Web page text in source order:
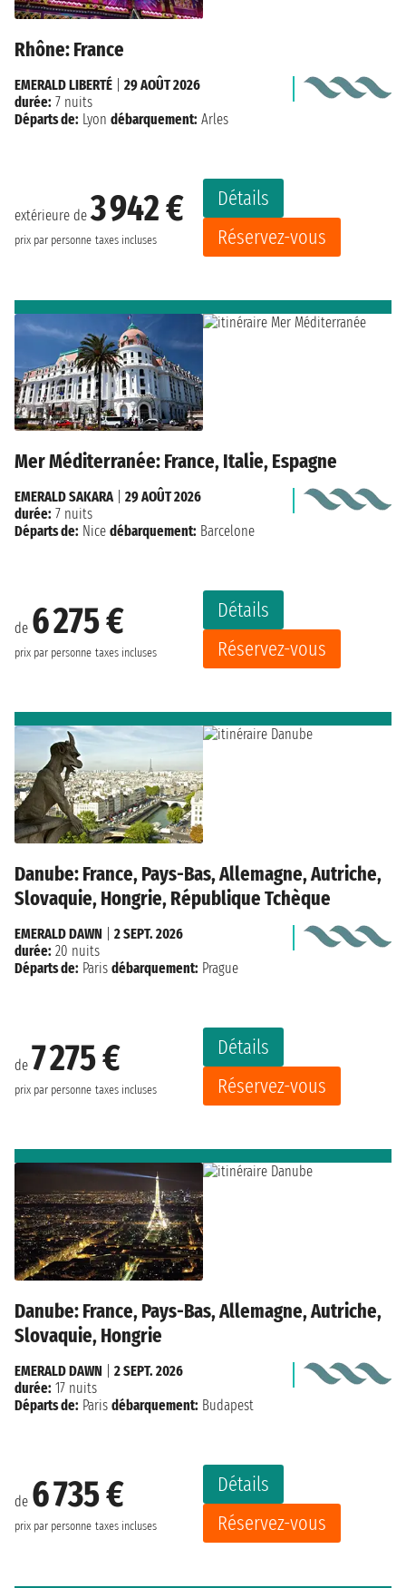
Rhône: France
extérieure de3 942 €
prix par personne taxes incluses
Détails
Réservez-vous
EMERALD LIBERTÉ
29 AOÛT 2026
durée: 7 nuits
Départs de: Lyon débarquement: Arles
Mer Méditerranée: France, Italie, Espagne
de 6 275 €
prix par personne taxes incluses
Détails
Réservez-vous
EMERALD SAKARA| 29 AOÛT 2026
durée: 7 nuits
Départs de: Nice débarquement: Barcelone
Danube: France, Pays-Bas, Allemagne, Autriche,
Slovaquie, Hongrie, République Tchèque
de 7 275 €
prix par personne taxes incluses
Détails
Réservez-vous
EMERALD DAWN
2 SEPT. 2026
durée: 20 nuits
Départs de: Paris débarquement: Prague
Danube: France, Pays-Bas, Allemagne, Autriche,
Slovaquie, Hongrie
de 6 735 €
prix par personne taxes incluses
Détails
Réservez-vous
EMERALD DAWN
2 SEPT. 2026
durée: 17 nuits
Départs de: Paris débarquement: Budapest